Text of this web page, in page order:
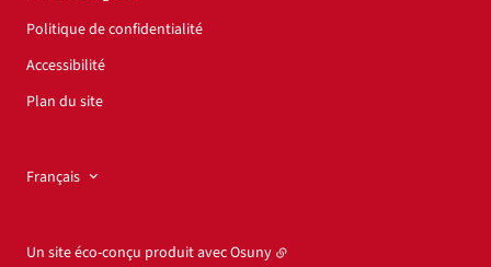
Politique de confidentialité
Accessibilité
Plan du site
Français
Un site éco-conçu produit avecOsuny